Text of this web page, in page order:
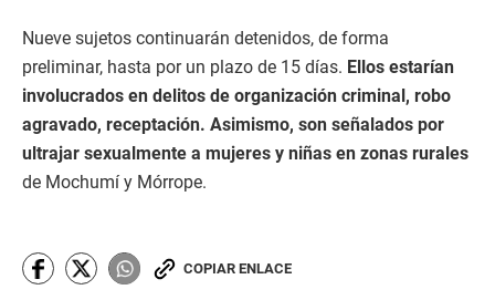
Nueve sujetos continuarán detenidos, de forma
preliminar, hasta por un plazo de 15 días. Ellos estarían
involucrados en delitos de organización criminal, robo
agravado, receptación. Asimismo, son señalados por
ultrajar sexualmente a mujeres y niñas en zonas rurales
de Mochumí y Mórrope.
COPIAR ENLACE